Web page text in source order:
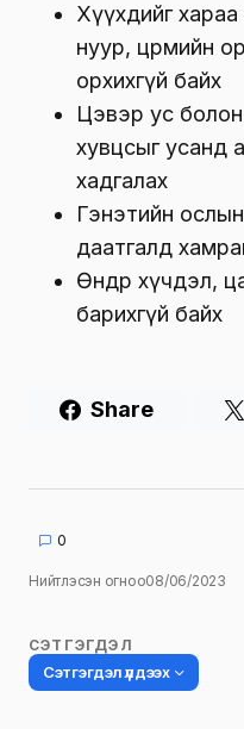
Хүүхдийг хараа
нуур, цөөрмийн
орхихгүй байх
Цэвэр ус болон
хувцсыг усанд
хадгалах
Гэнэтийн ослын
даатгалд
Өндөр хүчдэл,
барихгүй байх
Share
0
Нийтлэсэн огноо08/06/2023
СЭТГЭГДЭЛ
Сэтгэгдэл үлдээх